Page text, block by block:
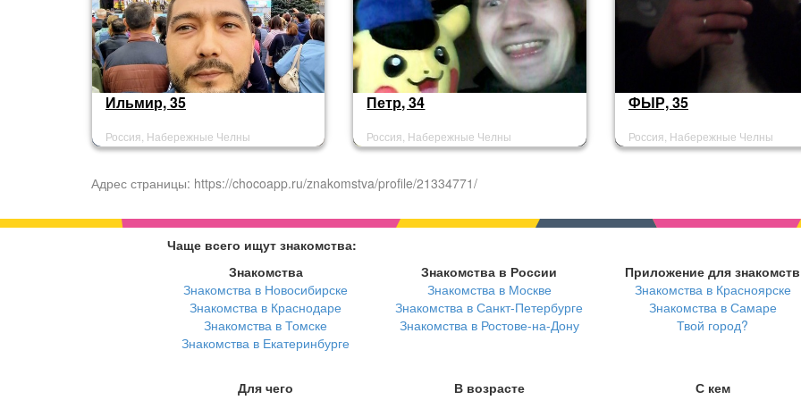
Ильмир, 35
Россия, Набережные Челны
Петр, 34
Россия, Набережные Челны
ФЫР, 35
Россия, Набережные Челны
Адрес страницы: https://chocoapp.ru/znakomstva/profile/21334771/
Чаще всего ищут знакомства:
Знакомства
Знакомства в Новосибирске
Знакомства в Краснодаре
Знакомства в Томске
Знакомства в Екатеринбурге
Знакомства в России
Знакомства в Москве
Знакомства в Санкт-Петербурге
Знакомства в Ростове-на-Дону
Приложение для знакомств
Знакомства в Красноярске
Знакомства в Самаре
Твой город?
Для чего
В возрасте
С кем